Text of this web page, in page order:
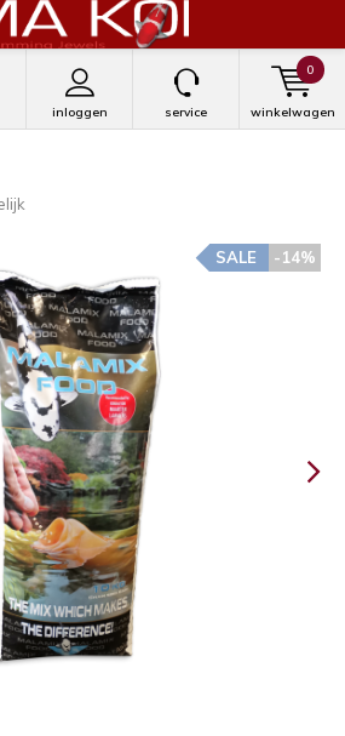
inloggen service winkelwagen
0
-14%
SALE